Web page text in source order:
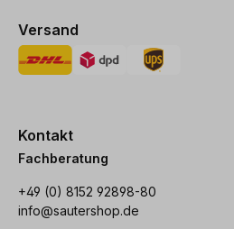
Versand
Kontakt
Fachberatung
+49 (0) 8152 92898-80
info@sautershop.de